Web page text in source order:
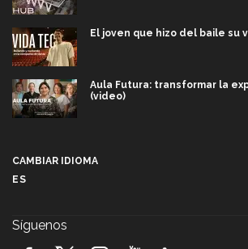
El joven que hizo del baile su
Aula Futura: transformar la
(video)
CAMBIAR IDIOMA
ES
Síguenos